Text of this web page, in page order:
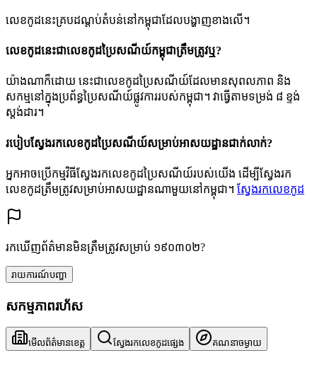
លេខកូដនេះគ្របដណ្តប់តំបន់នៅកម្ពុជាដែលបង្ហាញខាងលើ។
លេខកូដនេះជាលេខកូដប្រៃសណីយ៍កម្ពុជាត្រឹមត្រូវឬ?
យ៉ាងណាក៏ដោយ នេះជាលេខកូដប្រៃសណីយ៍ដែលមានសុពលភាព និង
សកម្មនៅក្នុងប្រព័ន្ធប្រៃសណីយ៍ផ្លូវការរបស់កម្ពុជា។ វាធ្វើតាមទម្រង់ ៨ ខ្ទង់
ស្តង់ដារ។
របៀបស្វែងរកលេខកូដប្រៃសណីយ៍សម្រាប់អាសយដ្ឋានជាក់លាក់?
អ្នកអាចប្រើកម្មវិធីស្វែងរកលេខកូដប្រៃសណីយ៍របស់យើង ដើម្បីស្វែងរក
លេខកូដត្រឹមត្រូវសម្រាប់អាសយដ្ឋានណាមួយនៅកម្ពុជា។ ស្វែងរកលេខកូដ
រកឃើញព័ត៌មានមិនត្រឹមត្រូវសម្រាប់ ១៩០៣០២?
រាយការណ៍បញ្ហា
សកម្មភាពរហ័ស
មើលព័ត៌មានខេត្ត ស្វែងរកលេខកូដផ្សេង គណនាចម្ងាយ